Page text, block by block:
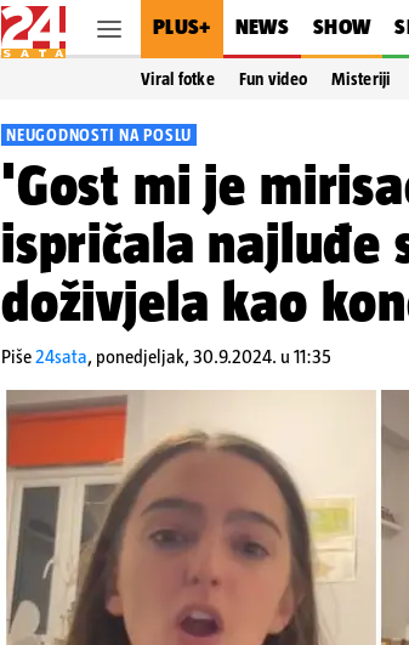
PLUS+ NEWS SHOW
Viral fotke Fun video Misteriji
NEUGODNOSTI NA POSLU
'Gost mi je
ispričala najluđe
doživjela kao
Piše24sata, ponedjeljak, 30.9.2024. u 11:35